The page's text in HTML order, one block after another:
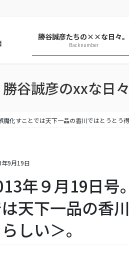
勝谷誠彦たちの××な日々。
Backnumber
勝谷誠彦のxxな日々
化すことでは天下一品の香川ではとうとう
9月19日
年９月19日号
天下一品の香
しい＞。